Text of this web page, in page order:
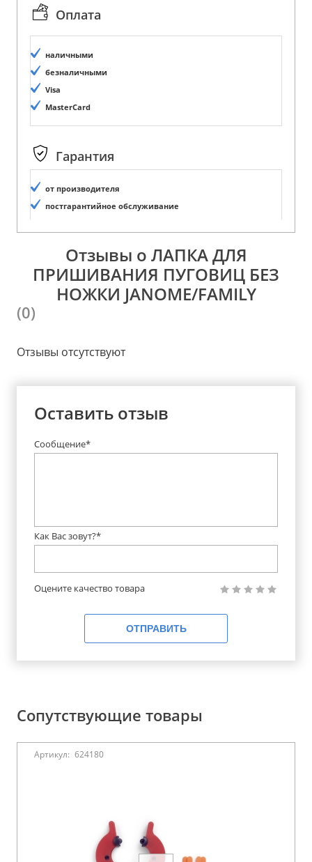
Оплата
наличными
безналичными
Visa
MasterCard
Гарантия
от производителя
постгарантийное обслуживание
Отзывы о ЛАПКА ДЛЯ
ПРИШИВАНИЯ ПУГОВИЦ БЕЗ
НОЖКИ JANOME/FAMILY
(0)
Отзывы отсутствуют
Оставить отзыв
Сообщение*
Как Вас зовут?*
Оцените качество товара
ОТПРАВИТЬ
Сопутствующие товары
Артикул: 624180